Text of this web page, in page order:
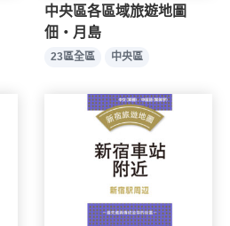
中央區各區域旅遊地圖
佃・月島
23區全區 中央區